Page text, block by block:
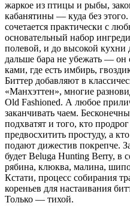
жаркое из птицы и рыбы,
кабанятины — куда без
сочетается практически с
основательный набор
поле­вой, и до высокой кухни
дальше бара не убе­жать —
ками, где есть имбирь,
Биттер добавляют в
«Манхэттен», многие
Old Fashioned. А любое
заканчивать чаем.
подхватят и того, кто
предвосхитить простуду, а
подают дижестив покрепче.
будет Beluga Hunting Berry, в
рябина, клюква, малина,
Кстати, процесс собирания
кореньев для наста­ивания
Только — тихой.